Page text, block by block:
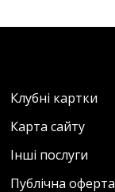
Клубні картки
Карта сайту
Інші послуги
Публічна оферта